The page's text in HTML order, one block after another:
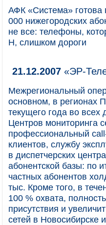
АФК «Система» готова
000 нижегородских
не все: телефоны,
H, слишком дороги
21.12.2007 «ЭР-
Межрегиональный
основном, в регионах
текущего года во всех
Центров мониторинга
профессиональный
клиентов, службу
в диспетчерских
абонентской базы: по
частных абонентов
тыс. Кроме того, в
100 % охвата,
присутствия и
сетей в Новосибирске